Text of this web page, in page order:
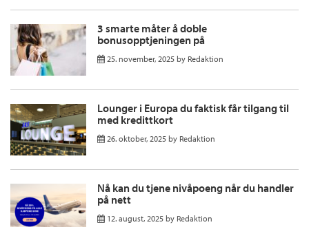
3 smarte måter å doble
bonusopptjeningen på
25. november, 2025 by Redaktion
Lounger i Europa du faktisk får tilgang til
med kredittkort
26. oktober, 2025 by Redaktion
Nå kan du tjene nivåpoeng når du handler
på nett
12. august, 2025 by Redaktion